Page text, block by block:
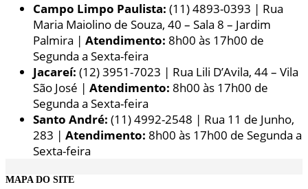
Campo Limpo Paulista: (11) 4893-0393 | Rua
Maria Maiolino de Souza, 40 – Sala 8 – Jardim
Palmira | Atendimento: 8h00 às 17h00 de
Segunda a Sexta-feira
Jacareí: (12) 3951-7023 | Rua Lili D’Avila, 44 – Vila
São José | Atendimento: 8h00 às 17h00 de
Segunda a Sexta-feira
Santo André: (11) 4992-2548 | Rua 11 de Junho,
283 | Atendimento: 8h00 às 17h00 de Segunda a
Sexta-feira
MAPA DO SITE